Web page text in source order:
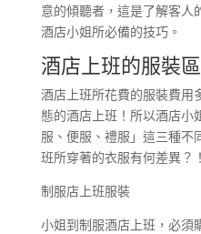
意的傾聽者，這是了解客人
酒店小姐所必備的技巧。
酒店上班的服裝
酒店上班所花費的服裝費用
態的酒店上班！所以酒店小
服、便服、禮服」這三種不
班所穿著的衣服有何差異？！
制服店上班服裝
小姐到制服酒店上班，必須